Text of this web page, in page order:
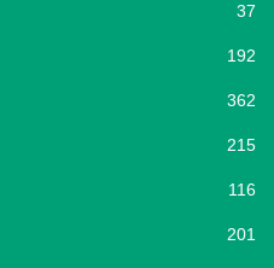
37
192
362
215
116
201